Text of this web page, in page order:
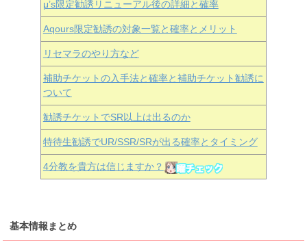
μ’s限定勧誘リニューアル後の詳細と確率
Aqours限定勧誘の対象一覧と確率とメリット
リセマラのやり方など
補助チケットの入手法と確率と補助チケット勧誘に
ついて
勧誘チケットでSR以上は出るのか
特待生勧誘でUR/SSR/SRが出る確率とタイミング
4分教を貴方は信じますか？
基本情報まとめ